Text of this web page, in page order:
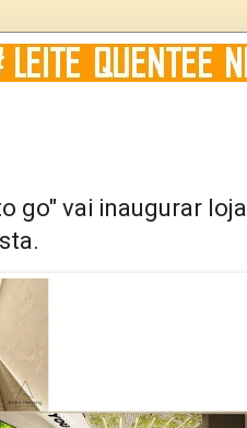
go" vai inaugurar loja